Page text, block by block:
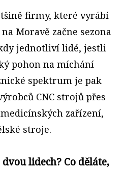
firmy, které vyrábí
Moravě začne sezona
jednotliví lidé, jestli
pohon na míchání
spektrum je pak
CNC strojů přes
zařízení,
stroje.
lidech? Co děláte,